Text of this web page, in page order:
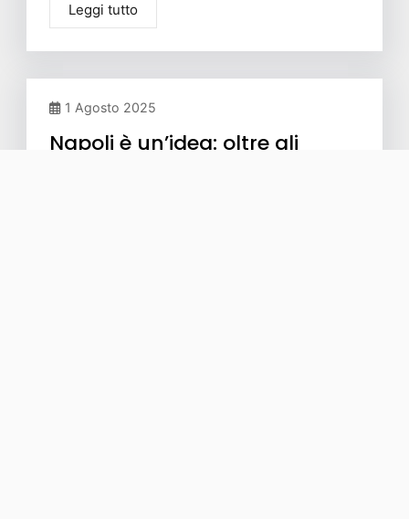
Leggi tutto
1 Agosto 2025
Napoli è un’idea: oltre gli